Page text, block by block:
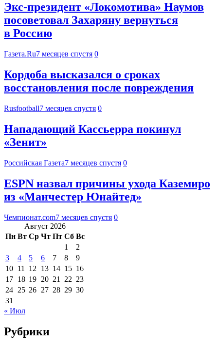
Экс-президент «Локомотива» Наумов
посоветовал Захаряну вернуться
в Россию
Газета.Ru7 месяцев спустя 0
Кордоба высказался о сроках
восстановления после повреждения
Rusfootball7 месяцев спустя 0
Нападающий Кассьерра покинул
«Зенит»
Российская Газета7 месяцев спустя 0
ESPN назвал причины ухода Каземиро
из «Манчестер Юнайтед»
Чемпионат.com7 месяцев спустя 0
Август 2026
Пн Вт Ср Чт Пт Сб Вс
1
2
3
4 5 6 7 8
9
10 11 12 13 14 15 16
17 18 19 20 21 22 23
24 25 26 27 28 29 30
31
« Июл
Рубрики